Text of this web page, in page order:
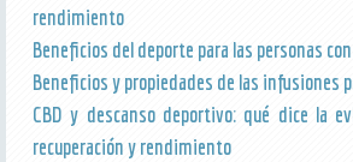
rendimiento
Beneficios del deporte para las personas
Beneficios y propiedades de las infusiones
CBD y descanso deportivo: qué dice la
recuperación y rendimiento